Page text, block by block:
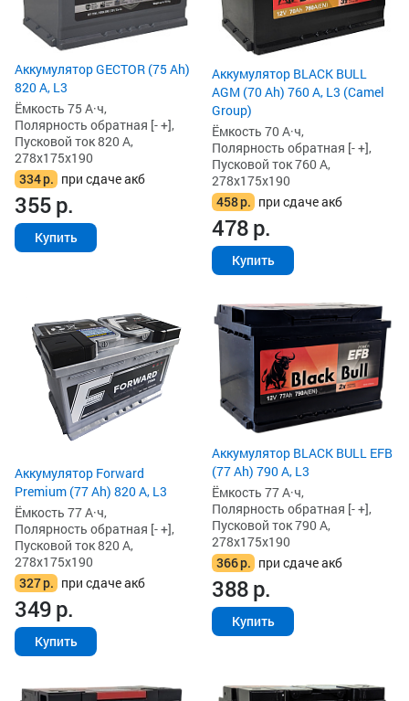
Аккумулятор GECTOR (75 Ah)
820 А, L3
Ёмкость 75 А·ч,
Полярность обратная [- +],
Пусковой ток 820 А,
278x175x190
334р. при сдаче акб
355р.
Купить
Аккумулятор BLACK BULL
AGM (70 Ah) 760 А, L3 (Camel
Group)
Ёмкость 70 А·ч,
Полярность обратная [- +],
Пусковой ток 760 А,
278x175x190
458р. при сдаче акб
478р.
Купить
Аккумулятор Forward
Premium (77 Ah) 820 А, L3
Ёмкость 77 А·ч,
Полярность обратная [- +],
Пусковой ток 820 А,
278x175x190
327р. при сдаче акб
349р.
Купить
Аккумулятор BLACK BULL EFB
(77 Ah) 790 А, L3
Ёмкость 77 А·ч,
Полярность обратная [- +],
Пусковой ток 790 А,
278x175x190
366р. при сдаче акб
388р.
Купить